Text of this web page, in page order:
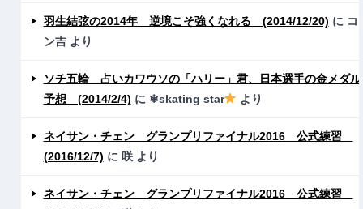
羽生結弦の2014年 逆境こそ強くなれる (2014/12/20) に コ
ン吉より
ソチ五輪 占いカワウソの「ハリー」君、日本選手の金メダル
予想 (2014/2/4) に ❄skating star より
ネイサン・チェン グランプリファイナル2016 公式練習
(2016/12/7) に 咲より
ネイサン・チェン グランプリファイナル2016 公式練習